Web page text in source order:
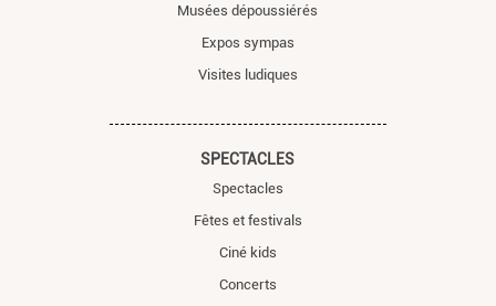
Musées dépoussiérés
Expos sympas
Visites ludiques
SPECTACLES
Spectacles
Fêtes et festivals
Ciné kids
Concerts